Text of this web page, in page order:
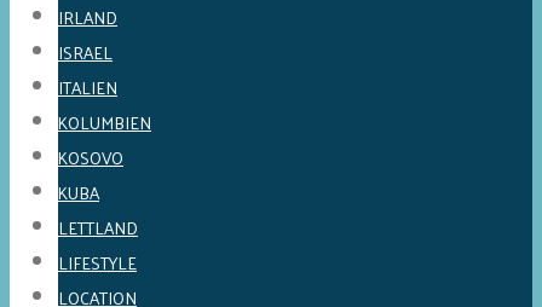
IRLAND
ISRAEL
ITALIEN
KOLUMBIEN
KOSOVO
KUBA
LETTLAND
LIFESTYLE
LOCATION